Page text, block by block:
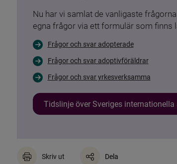
Nu har vi samlat de vanligaste
egna frågor via ett formulär som finns
Frågor och svar adopterade
Frågor och svar adoptivföräldrar
Frågor och svar yrkesverksamma
Tidslinje över Sveriges
Skriv ut Dela